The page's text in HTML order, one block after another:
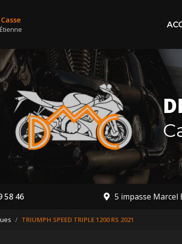
58 46 5 impasse Marcel
TRIUMPH SPEED TRIPLE 1200 RS 2021